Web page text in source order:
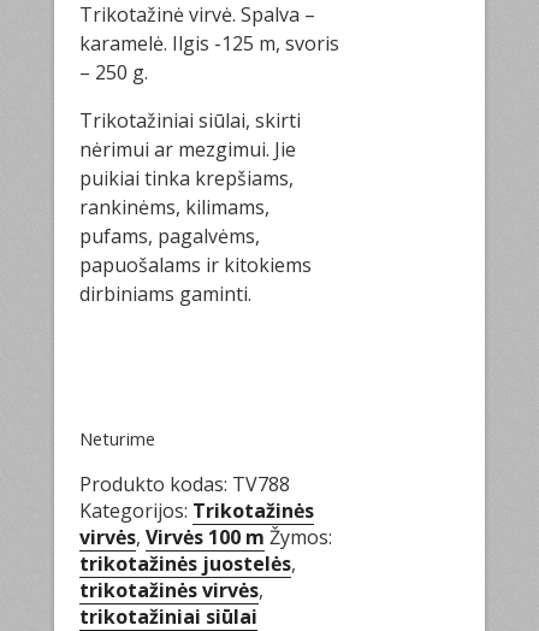
was:
7.00€.
is:
5.70€.
Trikotažinė virvė. Spalva –
karamelė. Ilgis -125 m, svoris
– 250 g.
Trikotažiniai siūlai, skirti
nėrimui ar mezgimui. Jie
puikiai tinka krepšiams,
rankinėms, kilimams,
pufams, pagalvėms,
papuošalams ir kitokiems
dirbiniams gaminti.
Neturime
Produkto kodas: TV788
Kategorijos: Trikotažinės
virvės,Virvės 100 m Žymos:
trikotažinės juostelės,
trikotažinės virvės,
trikotažiniai siūlai